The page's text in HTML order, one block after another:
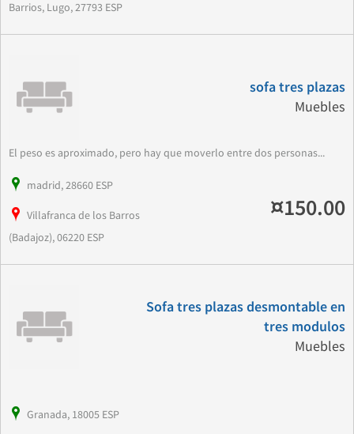
Barrios, Lugo, 27793 ESP
sofa tres plazas
Muebles
El peso es aproximado, pero hay que moverlo entre dos personas...
madrid, 28660 ESP
Villafranca de los Barros
(Badajoz), 06220 ESP
¤150.00
Sofa tres plazas desmontable en
tres modulos
Muebles
Granada, 18005 ESP